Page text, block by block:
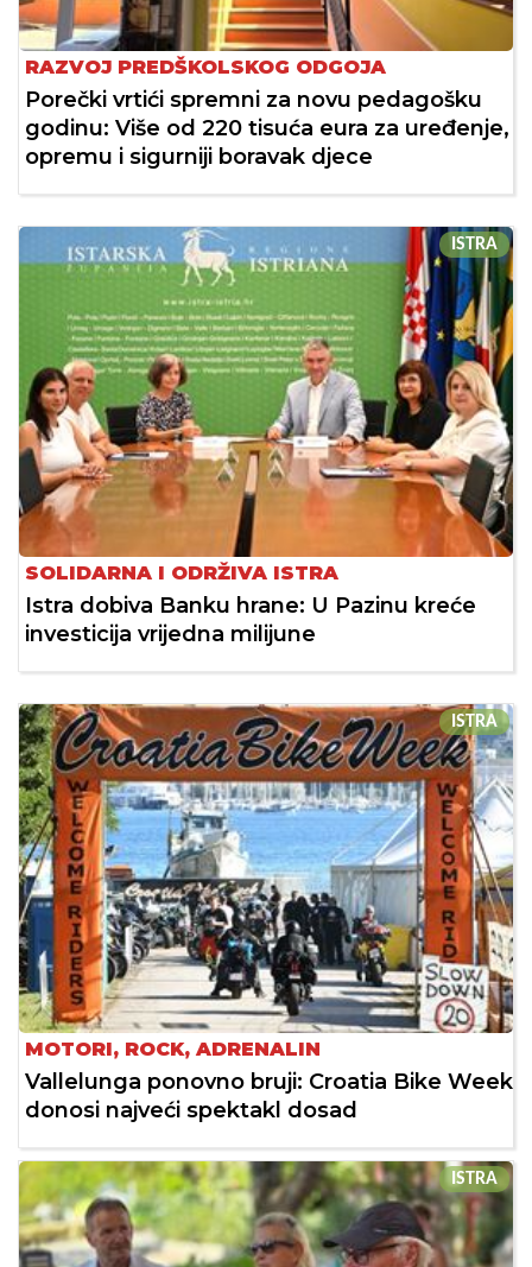
RAZVOJ PREDŠKOLSKOG ODGOJA
Porečki vrtići spremni za novu pedagošku
godinu: Više od 220 tisuća eura za uređenje,
opremu i sigurniji boravak djece
ISTRA
SOLIDARNA I ODRŽIVA ISTRA
Istra dobiva Banku hrane: U Pazinu kreće
investicija vrijedna milijune
ISTRA
MOTORI, ROCK, ADRENALIN
Vallelunga ponovno bruji: Croatia Bike Week
donosi najveći spektakl dosad
ISTRA